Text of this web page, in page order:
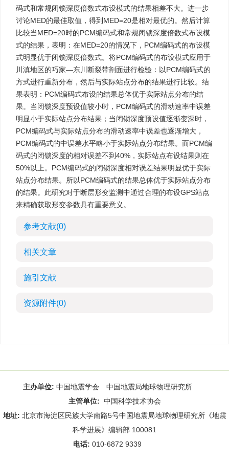
码式和常规闭锁深度倍数式布设模式的结果相差不大。进一步
讨论MED的最佳取值，得到MED=20是相对最优的。然后计算
比较当MED=20时的PCM编码式和常规闭锁深度倍数式布设模
式的结果，表明：在MED=20的情况下，PCM编码式的布设模
式明显优于闭锁深度倍数式。将PCM编码式的布设模式应用于
川滇地区的巧家—东川断裂带剖面进行检验：以PCM编码式的
方式进行重新分布，然后与实际站点分布的结果进行比较。结
果表明：PCM编码式布设的结果总体优于实际站点分布的结
果。当闭锁深度预设值较小时，PCM编码式的滑动速率中误差
明显小于实际站点分布结果；当闭锁深度预设值逐渐变深时，
PCM编码式与实际站点分布的滑动速率中误差也逐渐增大，
PCM编码式的中误差水平略小于实际站点分布结果。而PCM编
码式的闭锁深度的相对误差不到40%，实际站点布设结果则在
50%以上。PCM编码式的闭锁深度相对误差结果明显优于实际
站点分布结果。所以PCM编码式的结果总体优于实际站点分布
的结果。此研究对于断层形变监测中通过合理的布设GPS站点
来精确获取形变参数具有重要意义。
参考文献(0)
相关文章
施引文献
资源附件(0)
主办单位: 中国地震学会 中国地震局地球物理研究所
主管单位: 中国科学技术协会
地址: 北京市海淀区民族大学南路5号中国地震局地球物理研究所《地震
科学进展》编辑部 100081
电话: 010-6872 9339